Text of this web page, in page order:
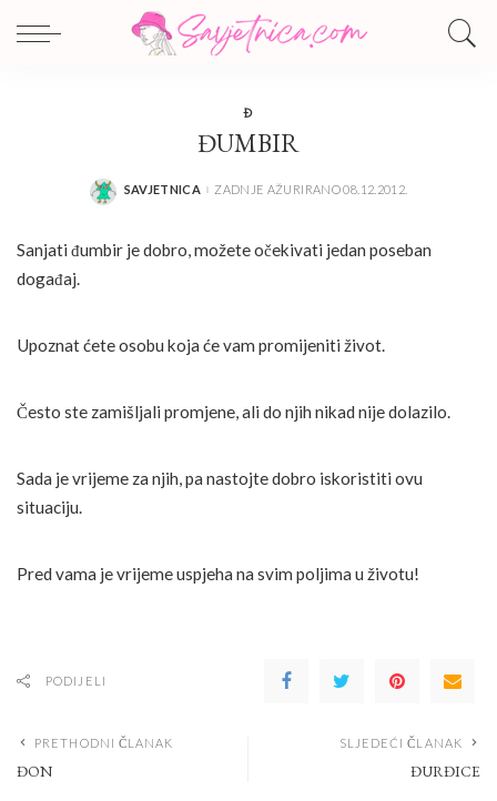
Đ
ĐUMBIR
POSTED
SAVJETNICA ZADNJE AŽURIRANO 08.12.2012.
Sanjati đumbir je dobro, možete očekivati jedan poseban
događaj.
Upoznat ćete osobu koja će vam promijeniti život.
Često ste zamišljali promjene, ali do njih nikad nije dolazilo.
Sada je vrijeme za njih, pa nastojte dobro iskoristiti ovu
situaciju.
Pred vama je vrijeme uspjeha na svim poljima u životu!
PODIJELI
PRETHODNI ČLANAK
ĐON
SLJEDEĆI ČLANAK
ĐURĐICE